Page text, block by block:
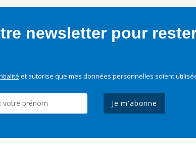
newsletter pour
et autorise que mes données personnelles soient
Je m'abonne